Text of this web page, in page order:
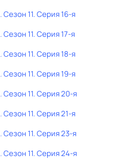
. Сезон 11. Серия 16-я
. Сезон 11. Серия 17-я
. Сезон 11. Серия 18-я
. Сезон 11. Серия 19-я
. Сезон 11. Серия 20-я
. Сезон 11. Серия 21-я
. Сезон 11. Серия 23-я
. Сезон 11. Серия 24-я